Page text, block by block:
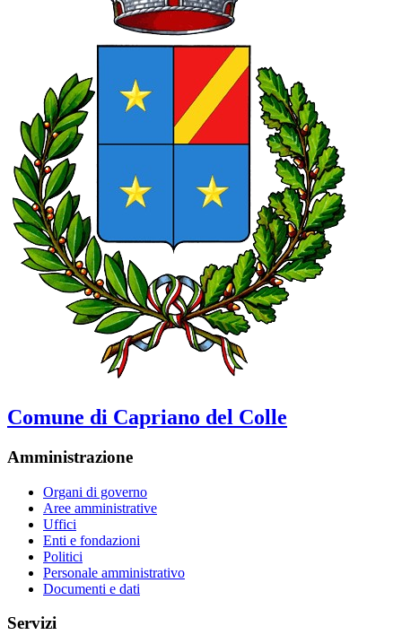
Comune di Capriano del Colle
Amministrazione
Organi di governo
Aree amministrative
Uffici
Enti e fondazioni
Politici
Personale amministrativo
Documenti e dati
Servizi